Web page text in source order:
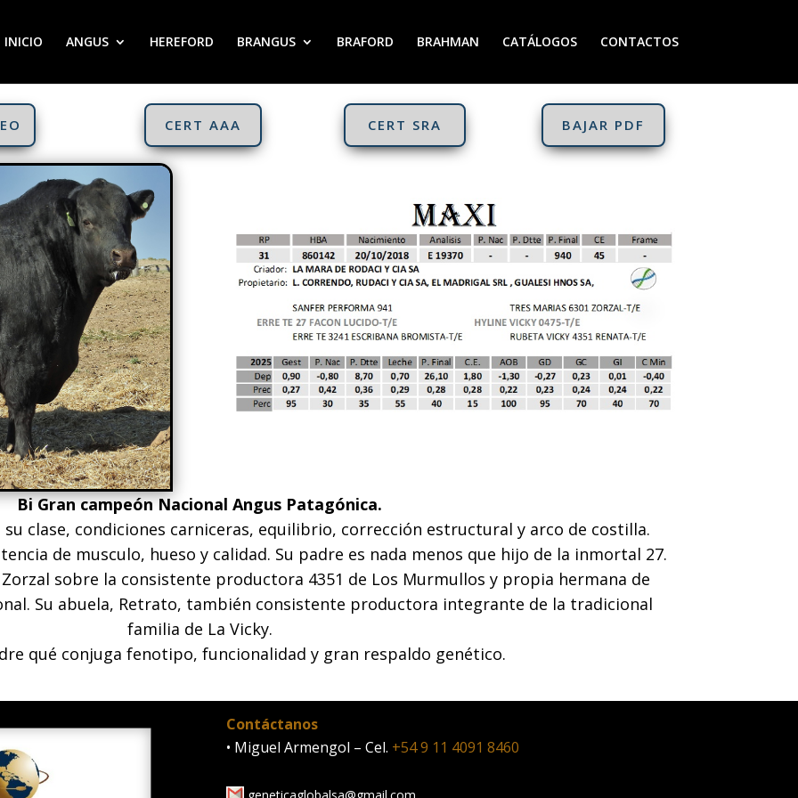
INICIO ANGUS HEREFORD BRANGUS BRAFORD BRAHMAN CATÁLOGOS CONTACTOS
CERT AAA CERT SRA BAJAR PDF
Bi Gran campeón Nacional Angus Patagónica.
clase, condiciones carniceras, equilibrio, corrección estructural y arco de costilla.
de musculo, hueso y calidad. Su padre es nada menos que hijo de la inmortal 27.
sobre la consistente productora 4351 de Los Murmullos y propia hermana de
Su abuela, Retrato, también consistente productora integrante de la tradicional
familia de La Vicky.
qué conjuga fenotipo, funcionalidad y gran respaldo genético.
Contáctanos
• Miguel Armengol – Cel. +54 9 11 4091 8460